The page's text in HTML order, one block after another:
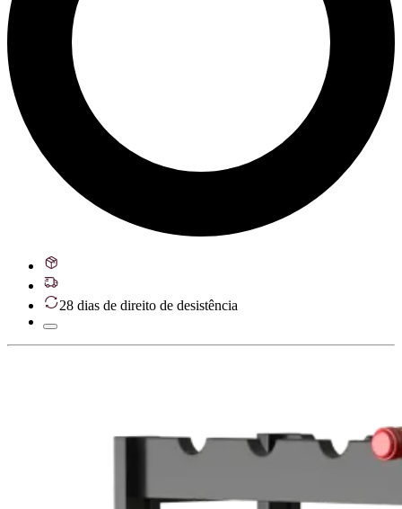
28 dias de direito de desistência